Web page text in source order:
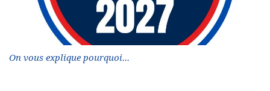
On vous explique pourquoi...